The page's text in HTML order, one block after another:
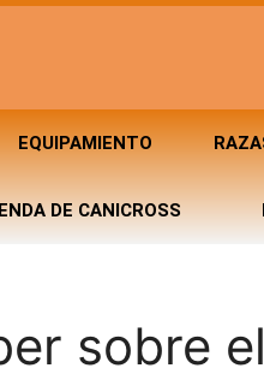
EQUIPAMIENTO
DE CANICROSS
sobre